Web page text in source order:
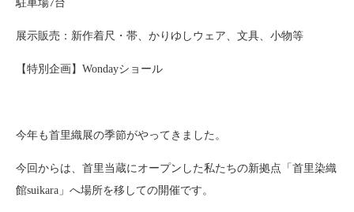
駐車場7台
展示販売：新作着尺・帯、かりゆしウェア、文具、小物等
【特別企画】Wondayショール
今年も首里織展の季節がやってきました。
今回からは、首里当蔵にオープンした私たちの新拠点「首里染織
館suikara」へ場所を移しての開催です。